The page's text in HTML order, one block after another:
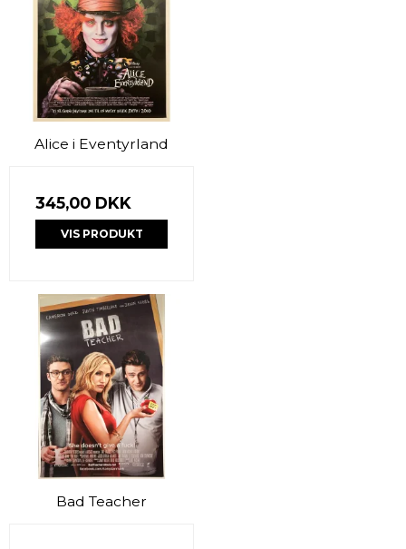
Alice i Eventyrland
345,00 DKK
VIS PRODUKT
Bad Teacher